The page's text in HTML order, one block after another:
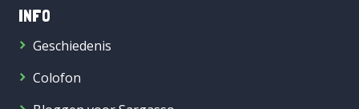
INFO
Geschiedenis
Colofon